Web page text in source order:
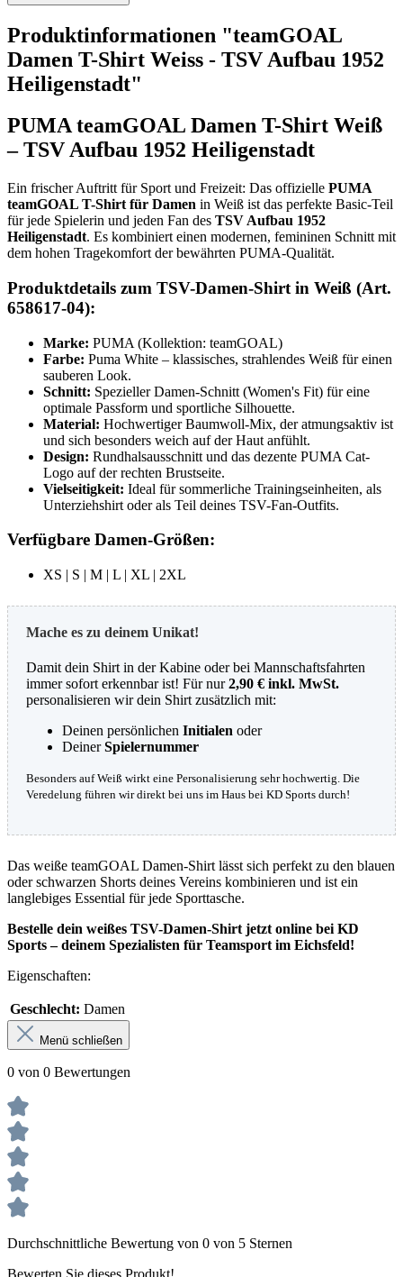
Produktinformationen "teamGOAL
Damen T-Shirt Weiss - TSV Aufbau 1952
Heiligenstadt"
PUMA teamGOAL Damen T-Shirt Weiß
– TSV Aufbau 1952 Heiligenstadt
Ein frischer Auftritt für Sport und Freizeit: Das offizielle PUMA
teamGOAL T-Shirt für Damen in Weiß ist das perfekte Basic-Teil
für jede Spielerin und jeden Fan des TSV Aufbau 1952
Heiligenstadt. Es kombiniert einen modernen, femininen Schnitt mit
dem hohen Tragekomfort der bewährten PUMA-Qualität.
Produktdetails zum TSV-Damen-Shirt in Weiß (Art.
658617-04):
Marke: PUMA (Kollektion: teamGOAL)
Farbe: Puma White – klassisches, strahlendes Weiß für einen
sauberen Look.
Schnitt: Spezieller Damen-Schnitt (Women's Fit) für eine
optimale Passform und sportliche Silhouette.
Material: Hochwertiger Baumwoll-Mix, der atmungsaktiv ist
und sich besonders weich auf der Haut anfühlt.
Design: Rundhalsausschnitt und das dezente PUMA Cat-
Logo auf der rechten Brustseite.
Vielseitigkeit: Ideal für sommerliche Trainingseinheiten, als
Unterziehshirt oder als Teil deines TSV-Fan-Outfits.
Verfügbare Damen-Größen:
XS | S | M | L | XL | 2XL
Mache es zu deinem Unikat!
Damit dein Shirt in der Kabine oder bei Mannschaftsfahrten
immer sofort erkennbar ist! Für nur2,90 € inkl. MwSt.
personalisieren wir dein Shirt zusätzlich mit:
Deinen persönlichen Initialen oder
DeinerSpielernummer
Besonders auf Weiß wirkt eine Personalisierung sehr hochwertig. Die
Veredelung führen wir direkt bei uns im Haus bei KD Sports durch!
Das weiße teamGOAL Damen-Shirt lässt sich perfekt zu den blauen
oder schwarzen Shorts deines Vereins kombinieren und ist ein
langlebiges Essential für jede Sporttasche.
Bestelle dein weißes TSV-Damen-Shirt jetzt online bei KD
Sports – deinem Spezialisten für Teamsport im Eichsfeld!
Eigenschaften:
Geschlecht: Damen
Menü schließen
0 von 0 Bewertungen
Durchschnittliche Bewertung von 0 von 5 Sternen